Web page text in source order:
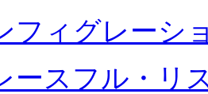
ィグレーシ
スフル・リ